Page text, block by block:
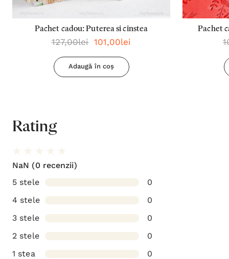
Pachet cadou: Puterea si cinstea
127,00lei 101,00lei
Adaugă în coș
Pachet
Rating
NaN (0 recenzii)
5 stele
0
4 stele
0
3 stele
0
2 stele
0
1 stea
0